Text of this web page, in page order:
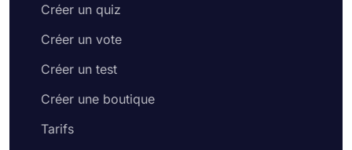
Créer un quiz
Créer un vote
Créer un test
Créer une boutique
Tarifs